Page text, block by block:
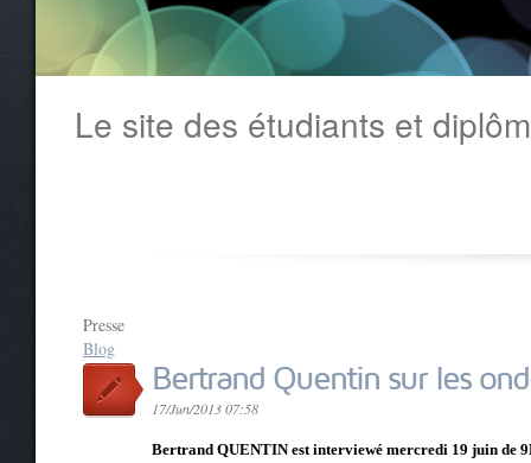
Le site des étudiants et
Presse
Blog
Bertrand Quentin sur les
17/Jun/2013 07:58
Bertrand QUENTIN est interviewé mercredi 19 juin de